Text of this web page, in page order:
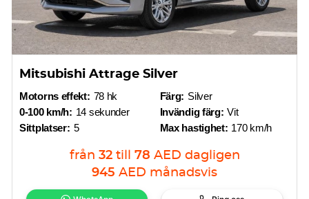
Mitsubishi Attrage Silver
Motorns effekt: 78 hk
0-100 km/h: 14 sekunder
Sittplatser: 5
Färg: Silver
Invändig färg: Vit
Max hastighet: 170 km/h
från 32 till 78 AED dagligen
945 AED månadsvis